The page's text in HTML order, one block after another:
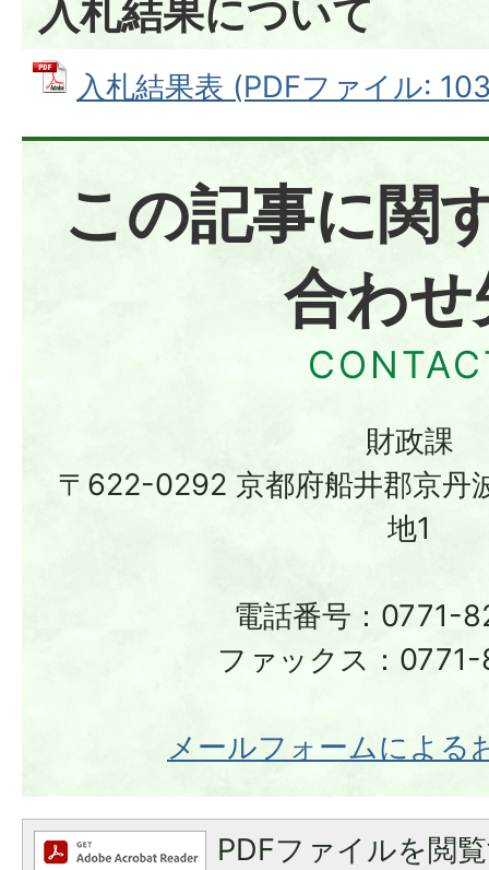
入札結果について
入札結果表 (PDFファイル:
この記事に関
合わせ
財政課
〒622-0292 京都府船井郡京丹
地1
電話番号：0771-
ファックス：
メールフォームによる
PDFファイルを閲